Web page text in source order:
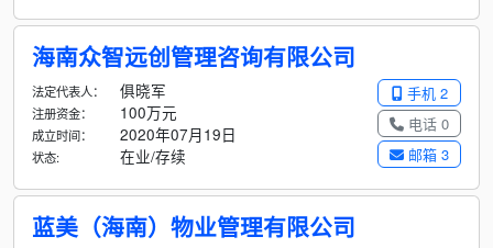
海南众智远创管理咨询有限公司
手机 2
电话 0
邮箱 3
法定代表人： 俱晓军
注册资金： 100万元
成立时间： 2020年07月19日
状态: 在业/存续
蓝美（海南）物业管理有限公司